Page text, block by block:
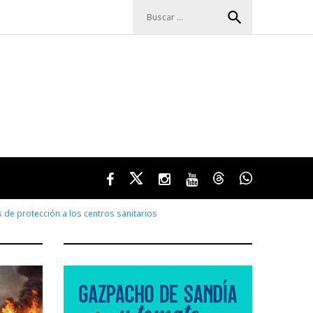
search
FacebookTwitterInstagramYoutubeThreadsWhatsApp
de protección a los centros sanitarios